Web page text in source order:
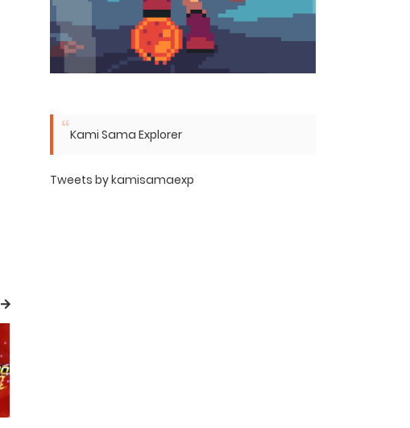
Kami Sama Explorer
Tweets by kamisamaexp